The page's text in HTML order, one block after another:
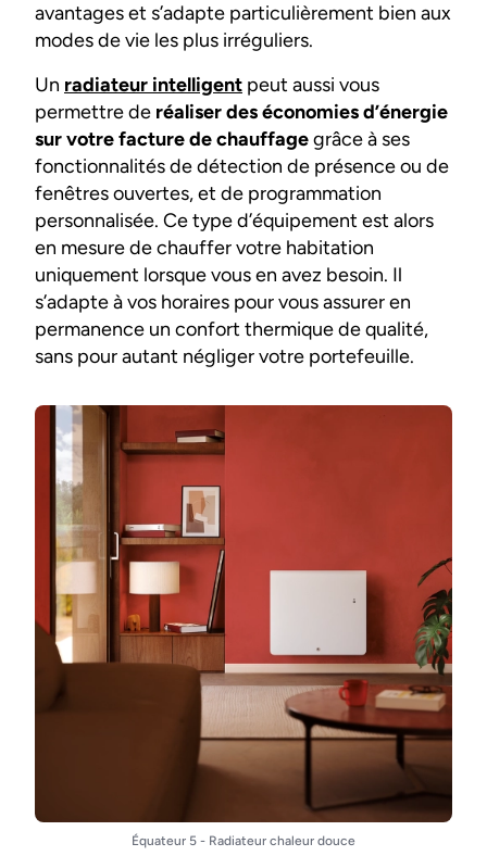
avantages et s’adapte particulièrement bien aux
modes de vie les plus irréguliers.
Un radiateur intelligent peut aussi vous
permettre de réaliser des économies d’énergie
sur votre facture de chauffagegrâce à ses
fonctionnalités de détection de présence ou de
fenêtres ouvertes, et de programmation
personnalisée. Ce type d’équipement est alors
en mesure de chauffer votre habitation
uniquement lorsque vous en avez besoin. Il
s’adapte à vos horaires pour vous assurer en
permanence un confort thermique de qualité,
sans pour autant négliger votre portefeuille.
Équateur 5 - Radiateur chaleur douce